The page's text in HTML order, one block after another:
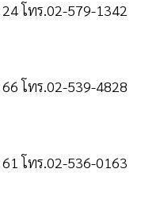
โทร.02-579-1342
โทร.02-539-4828
โทร.02-536-0163